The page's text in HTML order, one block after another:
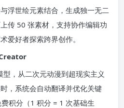
浮世绘元素结合，生成独一无二
传 50 张素材，支持协作编辑功
爱好者探索跨界创作。
，从二次元动漫到超现实主义
，系统会自动翻译并优化关键
积分（1 积分 = 1 次基础生